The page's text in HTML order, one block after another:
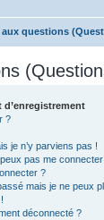
aux questions
?
je n’y parviens pas !
pas me connecter
?
mais je ne peux
déconnecté ?